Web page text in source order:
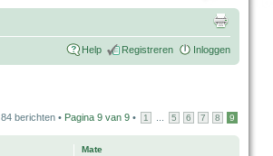
Help Registreren Inloggen
84 berichten • Pagina 9 van 9 • 1 5 6 7 8 9
Mate